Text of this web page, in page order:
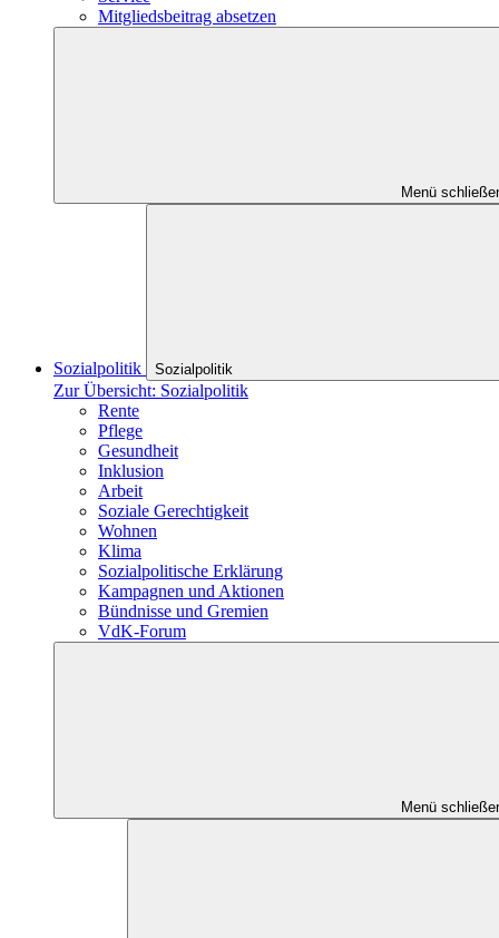
Mitgliedsbeitrag absetzen
Menü
Sozialpolitik Sozialpolitik
Zur Übersicht: Sozialpolitik
Rente
Pflege
Gesundheit
Inklusion
Arbeit
Soziale Gerechtigkeit
Wohnen
Klima
Sozialpolitische Erklärung
Kampagnen und Aktionen
Bündnisse und Gremien
VdK-Forum
Menü